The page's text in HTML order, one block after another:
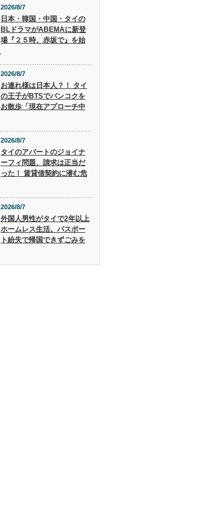
2026/8/7
日本・韓国・中国・タイの
BLドラマがABEMAに新登
場『２５時、赤坂で』を始
2026/8/7
お連れ様は日本人？！ タイ
の王子がBTSでバンコクを
お散歩「現在アプローチ中
2026/8/7
タイのアパートのジョイナ
ーフィ問題、請求は正当だ
った！ 賃貸借契約に潜む危
2026/8/7
外国人男性がタイで2年以上
ホームレス生活。パスポー
ト紛失で帰国できずごみを